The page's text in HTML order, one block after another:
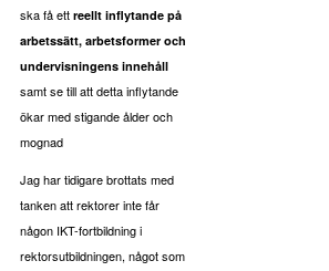
ska få ett reellt inflytande på
arbetssätt, arbetsformer och
undervisningens innehåll
samt se till att detta inflytande
ökar med stigande ålder och
mognad
Jag har tidigare brottats med
tanken att rektorer inte får
någon IKT-fortbildning i
rektorsutbildningen, något som